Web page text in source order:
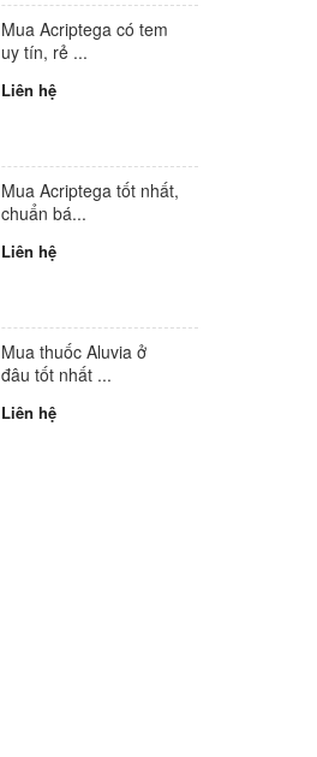
Mua Acriptega có tem
uy tín, rẻ ...
Liên hệ
Mua Acriptega tốt nhất,
chuẩn bá...
Liên hệ
Mua thuốc Aluvia ở
đâu tốt nhất ...
Liên hệ